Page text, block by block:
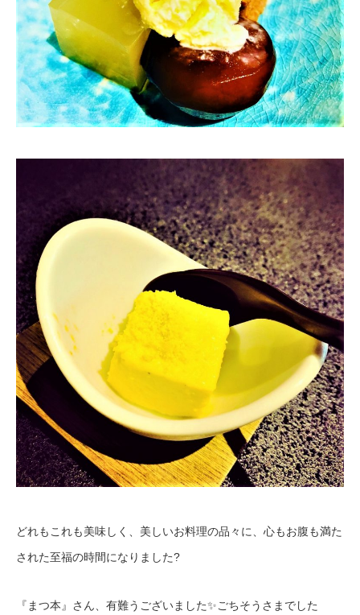
どれもこれも美味しく、美しいお料理の品々に、心もお腹も満た
された至福の時間になりました?
『まつ本』さん、有難うございました✨ごちそうさまでした